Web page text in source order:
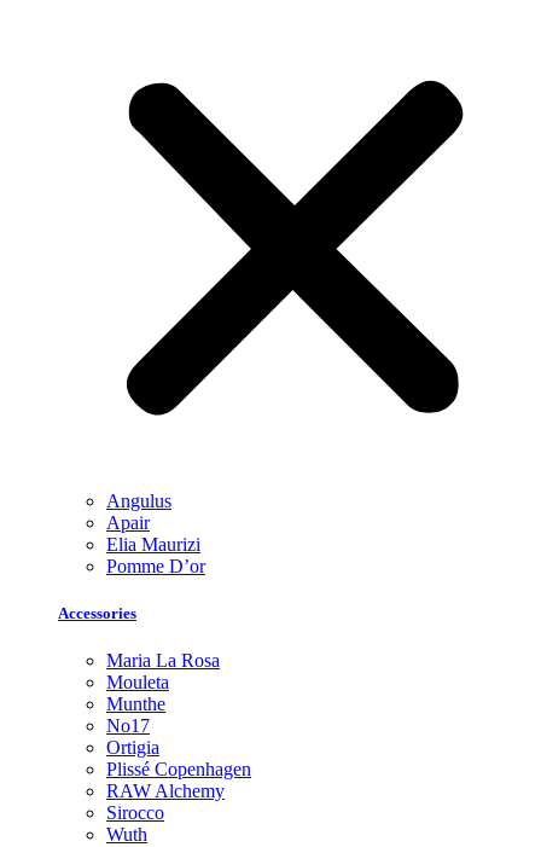
Angulus
Apair
Elia Maurizi
Pomme D’or
Accessories
Maria La Rosa
Mouleta
Munthe
No17
Ortigia
Plissé Copenhagen
RAW Alchemy
Sirocco
Wuth